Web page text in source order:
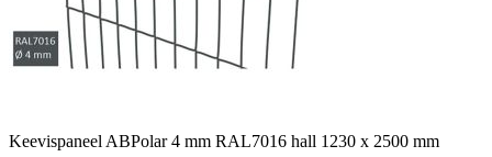
Keevispaneel ABPolar 4 mm RAL7016 hall 1230 x 2500 mm